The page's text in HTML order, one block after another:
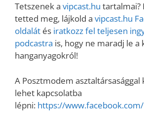
Tetszenek a vipcast.hu tartalmai?
tetted meg, lájkold a vipcast.hu
oldalát és iratkozz fel teljesen
podcastra is, hogy ne maradj le a
hanganyagokról!
A Posztmodem
lehet kapcsolatba
lépni: https://